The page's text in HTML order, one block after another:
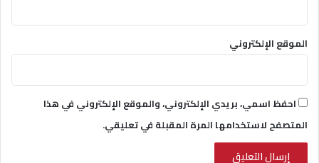
الموقع الإلكتروني
احفظ اسمي، بريدي الإلكتروني، والموقع الإلكتروني في هذا
المتصفح لاستخدامها المرة المقبلة في تعليقي.